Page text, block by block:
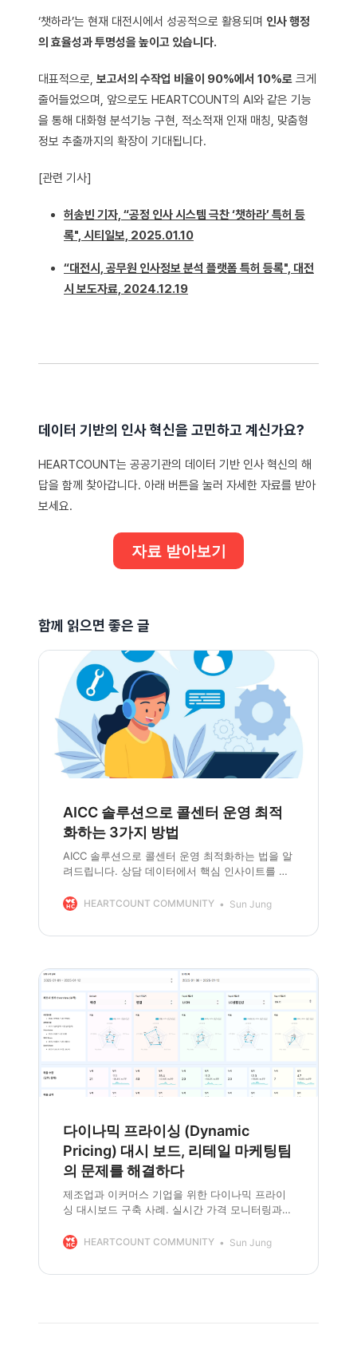
‘챗하라’는 현재 대전시에서 성공적으로 활용되며 인사 행정
의 효율성과 투명성을 높이고 있습니다.
대표적으로, 보고서의 수작업 비율이 90%에서 10%로 크게
줄어들었으며, 앞으로도 HEARTCOUNT의 AI와 같은 기능
을 통해 대화형 분석기능 구현, 적소적재 인재 매칭, 맞춤형
정보 추출까지의 확장이 기대됩니다.
[관련 기사]
허송빈 기자, “공정 인사 시스템 극찬 ‘챗하라’ 특허 등
록", 시티일보, 2025.01.10
“대전시, 공무원 인사정보 분석 플랫폼 특허 등록", 대전
시 보도자료, 2024.12.19
데이터 기반의 인사 혁신을 고민하고 계신가요?
HEARTCOUNT는 공공기관의 데이터 기반 인사 혁신의 해
답을 함께 찾아갑니다. 아래 버튼을 눌러 자세한 자료를 받아
보세요.
자료 받아보기
함께 읽으면 좋은 글
AICC 솔루션으로 콜센터 운영 최적
화하는 3가지 방법
AICC 솔루션으로 콜센터 운영 최적화하는 법을 알
려드립니다. 상담 데이터에서 핵심 인사이트를 빠
HEARTCOUNT COMMUNITY Sun Jung
다이나믹 프라이싱 (Dynamic
Pricing) 대시 보드, 리테일 마케팅팀
의 문제를 해결하다
제조업과 이커머스 기업을 위한 다이나믹 프라이
싱 대시보드 구축 사례. 실시간 가격 모니터링과
HEARTCOUNT COMMUNITY Sun Jung